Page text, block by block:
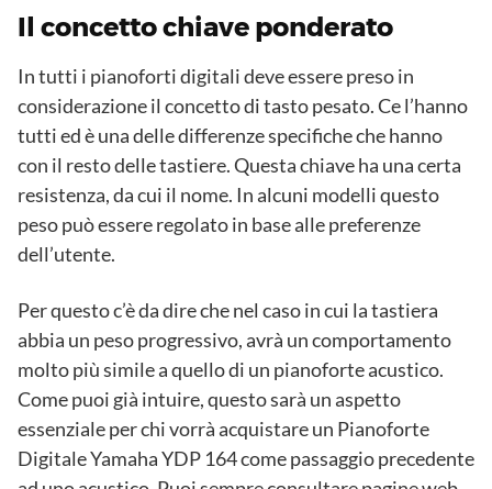
Il concetto chiave ponderato
In tutti i pianoforti digitali deve essere preso in
considerazione il concetto di tasto pesato. Ce l’hanno
tutti ed è una delle differenze specifiche che hanno
con il resto delle tastiere. Questa chiave ha una certa
resistenza, da cui il nome. In alcuni modelli questo
peso può essere regolato in base alle preferenze
dell’utente.
Per questo c’è da dire che nel caso in cui la tastiera
abbia un peso progressivo, avrà un comportamento
molto più simile a quello di un pianoforte acustico.
Come puoi già intuire, questo sarà un aspetto
essenziale per chi vorrà acquistare un Pianoforte
Digitale Yamaha YDP 164 come passaggio precedente